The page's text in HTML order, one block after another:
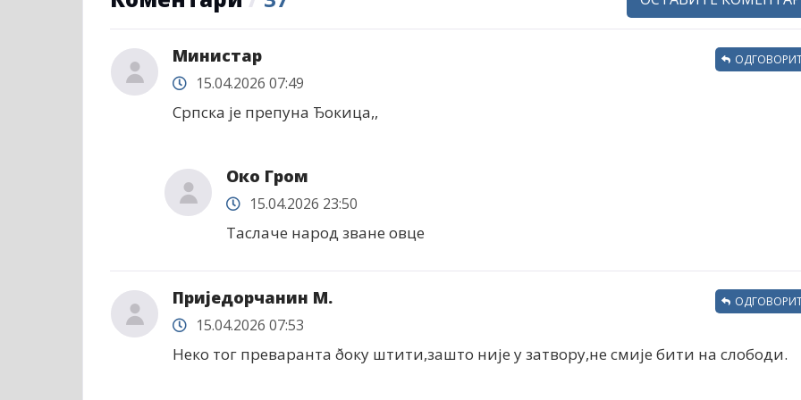
Министар
15.04.2026 07:49
Српска је препуна Ђокица,,
Око Гром
15.04.2026 23:50
Таслаче народ зване овце
Приједорчанин М.
15.04.2026 07:53
Неко тог преваранта ðоку штити,зашто није у затвору,не смије бити на слободи.